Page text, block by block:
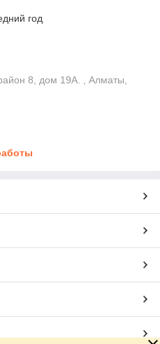
год
8, дом 19А. , Алматы,